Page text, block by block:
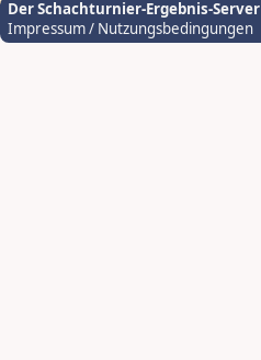
Der Schachturnier-Ergebnis-Server
Impressum / Nutzungsbedingungen